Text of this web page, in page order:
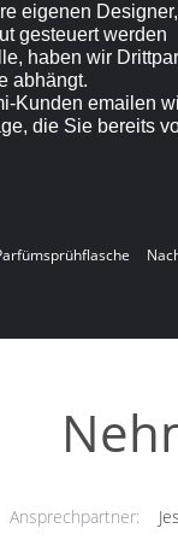
eigenen
gesteuert werden
haben wir
abhängt.
Kunden emailen
die Sie bereits
Ansprechpartner: